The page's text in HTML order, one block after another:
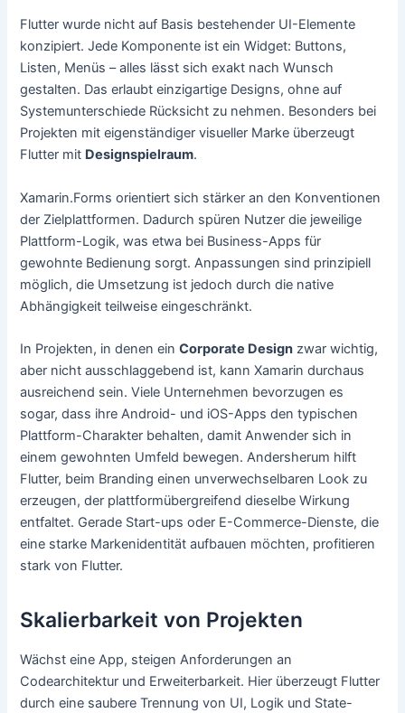
Flutter wurde nicht auf Basis bestehender UI-Elemente
konzipiert. Jede Komponente ist ein Widget: Buttons,
Listen, Menüs – alles lässt sich exakt nach Wunsch
gestalten. Das erlaubt einzigartige Designs, ohne auf
Systemunterschiede Rücksicht zu nehmen. Besonders bei
Projekten mit eigenständiger visueller Marke überzeugt
Flutter mit Designspielraum.
Xamarin.Forms orientiert sich stärker an den Konventionen
der Zielplattformen. Dadurch spüren Nutzer die jeweilige
Plattform-Logik, was etwa bei Business-Apps für
gewohnte Bedienung sorgt. Anpassungen sind prinzipiell
möglich, die Umsetzung ist jedoch durch die native
Abhängigkeit teilweise eingeschränkt.
In Projekten, in denen einCorporate Design zwar wichtig,
aber nicht ausschlaggebend ist, kann Xamarin durchaus
ausreichend sein. Viele Unternehmen bevorzugen es
sogar, dass ihre Android- und iOS-Apps den typischen
Plattform-Charakter behalten, damit Anwender sich in
einem gewohnten Umfeld bewegen. Andersherum hilft
Flutter, beim Branding einen unverwechselbaren Look zu
erzeugen, der plattformübergreifend dieselbe Wirkung
entfaltet. Gerade Start-ups oder E-Commerce-Dienste, die
eine starke Markenidentität aufbauen möchten, profitieren
stark von Flutter.
Skalierbarkeit von Projekten
Wächst eine App, steigen Anforderungen an
Codearchitektur und Erweiterbarkeit. Hier überzeugt Flutter
durch eine saubere Trennung von UI, Logik und State-